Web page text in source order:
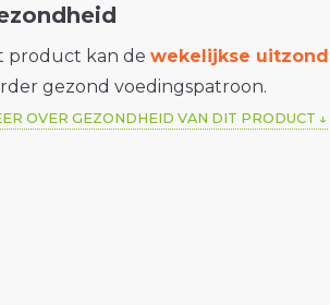
product kan dewekelijkse
gezond voedingspatroon.
OVER GEZONDHEID VAN DIT PRODUCT